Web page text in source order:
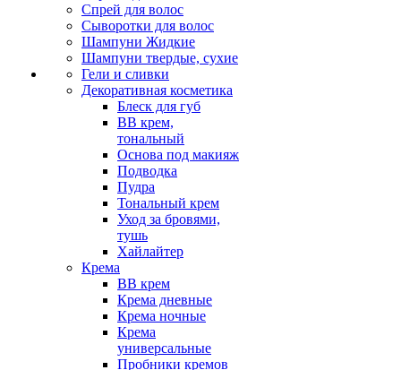
Спрей для волос
Сыворотки для волос
Шампуни Жидкие
Шампуни твердые, сухие
Гели и сливки
Декоративная косметика
Блеск для губ
ВВ крем,
тональный
Основа под макияж
Подводка
Пудра
Тональный крем
Уход за бровями,
тушь
Хайлайтер
Крема
ВВ крем
Крема дневные
Крема ночные
Крема
универсальные
Пробники кремов